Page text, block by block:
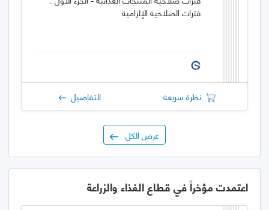
فترات الصلاحية الإلزامية
نظرة سريعة التفاصيل
عرض الكل
اعتمدت مؤخراً في قطاع الغذاء والزراعة